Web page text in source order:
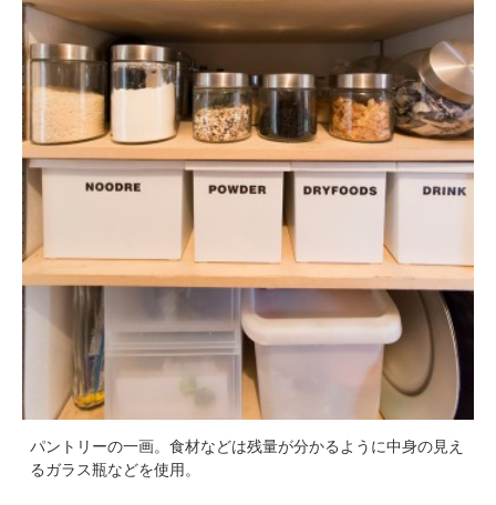
パントリーの一画。食材などは残量が分かるように中身の見え
るガラス瓶などを使用。